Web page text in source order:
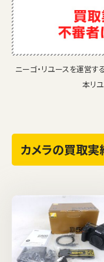
ニーゴ・リユースを運営す
本リ
カメラの買取実